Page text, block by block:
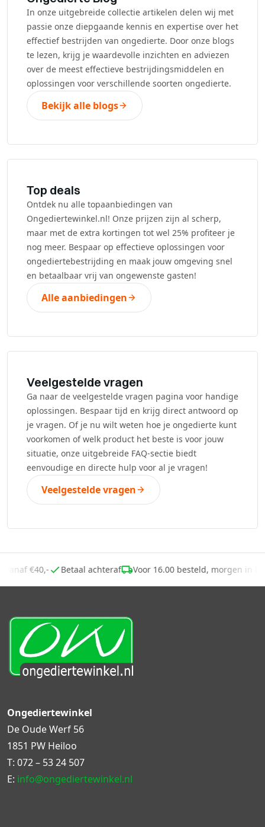
In onze uitgebreide collectie artikelen delen wij met
passie onze diepgaande kennis en expertise over het
effectief bestrijden van ongedierte. Door onze blogs
te lezen, krijg je waardevolle inzichten en adviezen
over de meest effectieve bestrijdingsmiddelen en
oplossingen voor verschillende soorten ongedierte.
Bekijk alle blogs
Top deals
Ontdek nu alle topaanbiedingen van
Ongediertewinkel.nl! Onze prijzen zijn al scherp,
maar met de extra kortingen tot wel 25% profiteer je
nog meer. Bespaar op effectieve oplossingen voor
ongediertebestrijding en maak jouw omgeving snel
en betaalbaar vrij van ongewenste gasten!
Alle aanbiedingen
Veelgestelde vragen
Ga naar de veelgestelde vragen pagina voor handige
oplossingen. Bespaar tijd en krijg direct antwoord op
je vragen. Of je nu wilt weten hoe je ongedierte kunt
voorkomen of welk product het beste is voor jouw
situatie, onze uitgebreide FAQ-sectie biedt
eenvoudige en directe hulp voor al je vragen!
Veelgestelde vragen
vanaf €40,- Betaal achteraf Voor 16.00 besteld, morgen in
Ongediertewinkel
De Oude Werf 56
1851 PW Heiloo
T: 072 – 53 24 507
E: info@ongediertewinkel.nl